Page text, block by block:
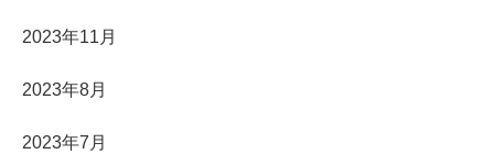
2023年11月
2023年8月
2023年7月